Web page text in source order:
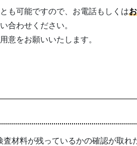
も可能ですので、お電話もしくは
合わせください。
意をお願いいたします。
材料が残っているかの確認が取れ